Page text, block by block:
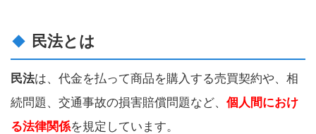
民法とは
民法は、代金を払って商品を購入する売買契約や、相
続問題、交通事故の損害賠償問題など、 個人間におけ
る法律関係を規定しています。